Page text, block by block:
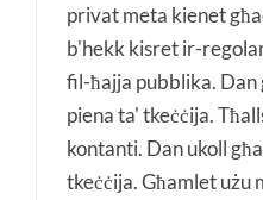
privat meta kienet
b'hekk kisret ir-
fil-ħajja pubblika. Dan
piena ta' tkeċċija.
kontanti. Dan ukoll
tkeċċija. Għamlet